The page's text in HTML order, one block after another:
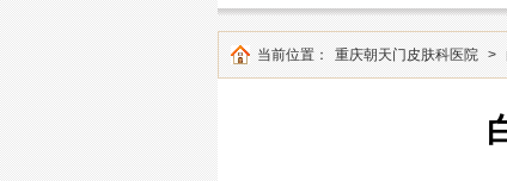
当前位置： 重庆朝天门皮肤科医院 >